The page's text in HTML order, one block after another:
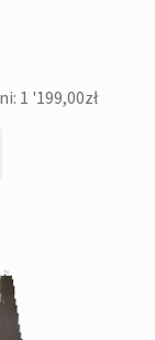
1 '199,00zł